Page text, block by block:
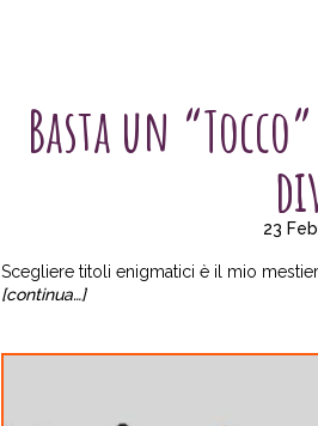
Basta un
23
Scegliere titoli enigmatici è il mio
[continua…]